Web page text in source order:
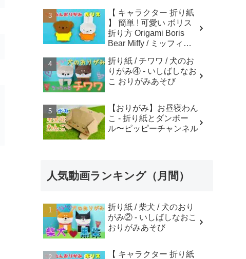
【 キャラクター 折り紙
】 簡単 ! 可愛い ボリス
折り方 Origami Boris
Bear Miffy / ミッフィー
Aoi's origami
折り紙 / チワワ / 犬のお
りがみ④ - いしばしなお
こ おりがみあそび
【おりがみ】お昼寝わん
こ - 折り紙とダンボー
ル〜ピッピーチャンネル
人気動画ランキング（月間）
折り紙 / 柴犬 / 犬のおり
がみ② - いしばしなおこ
おりがみあそび
【 キャラクター 折り紙